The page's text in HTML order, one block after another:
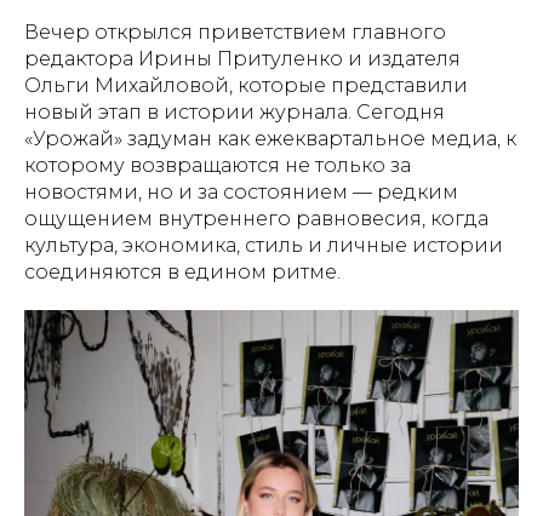
Вечер открылся приветствием главного
редактора Ирины Притуленко и издателя
Ольги Михайловой, которые представили
новый этап в истории журнала. Сегодня
«Урожай» задуман как ежеквартальное медиа, к
которому возвращаются не только за
новостями, но и за состоянием — редким
ощущением внутреннего равновесия, когда
культура, экономика, стиль и личные истории
соединяются в едином ритме.